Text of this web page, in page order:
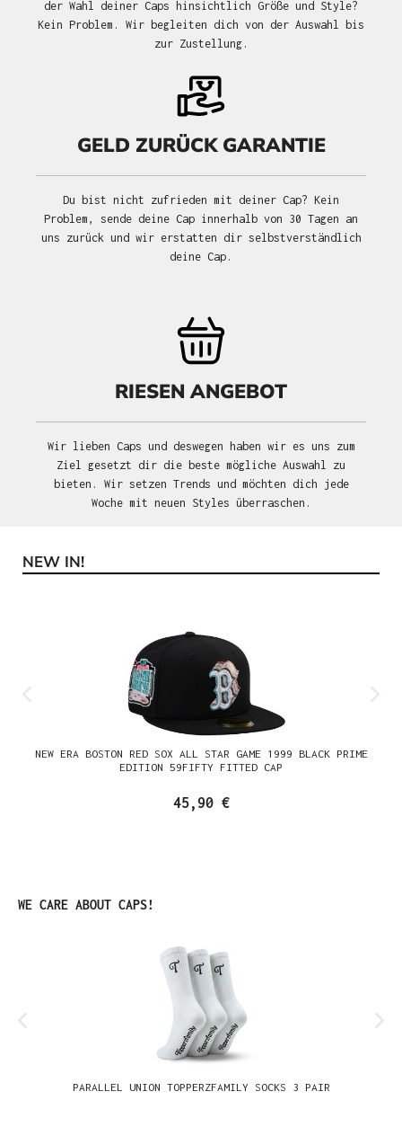
der Wahl deiner Caps hinsichtlich Größe und Style?
Kein Problem. Wir begleiten dich von der Auswahl bis
zur Zustellung.
GELD ZURÜCK GARANTIE
Du bist nicht zufrieden mit deiner Cap? Kein
Problem, sende deine Cap innerhalb von 30 Tagen an
uns zurück und wir erstatten dir selbstverständlich
deine Cap.
RIESEN ANGEBOT
Wir lieben Caps und deswegen haben wir es uns zum
Ziel gesetzt dir die beste mögliche Auswahl zu
bieten. Wir setzen Trends und möchten dich jede
Woche mit neuen Styles überraschen.
Produktgalerie überspringen
NEW IN!
NEW ERA BOSTON RED SOX ALL STAR GAME 1999 BLACK PRIME
EDITION 59FIFTY FITTED CAP
45,90 €
Produktgalerie überspringen
WE CARE ABOUT CAPS!
PARALLEL UNION TOPPERZFAMILY SOCKS 3 PAIR